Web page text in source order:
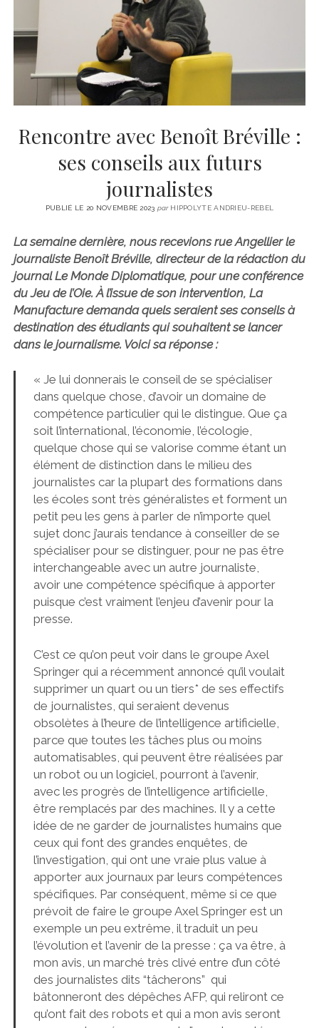
CINÉMA
LITTÉRATURE
ÉCONOMIE
SPORT
MÉDIAS
SANTÉ
instagram
emailemail-
form
Rencontre avec Benoît Bréville :
ses conseils aux futurs
journalistes
PUBLIÉ LE 20 NOVEMBRE 2023 parHIPPOLYTE ANDRIEU-REBEL
La semaine dernière, nous recevions rue Angellier le
journaliste Benoît Bréville, directeur de la rédaction du
journal Le Monde Diplomatique, pour une conférence
du Jeu de l’Oie. À l’issue de son intervention, La
Manufacture demanda quels seraient ses conseils à
destination des étudiants qui souhaitent se lancer
dans le journalisme. Voici sa réponse :
« Je lui donnerais le conseil de se spécialiser
dans quelque chose, d’avoir un domaine de
compétence particulier qui le distingue. Que ça
soit l’international, l’économie, l’écologie,
quelque chose qui se valorise comme étant un
élément de distinction dans le milieu des
journalistes car la plupart des formations dans
les écoles sont très généralistes et forment un
petit peu les gens à parler de n’importe quel
sujet donc j’aurais tendance à conseiller de se
spécialiser pour se distinguer, pour ne pas être
interchangeable avec un autre journaliste,
avoir une compétence spécifique à apporter
puisque c’est vraiment l’enjeu d’avenir pour la
presse.
C’est ce qu’on peut voir dans le groupe Axel
Springer qui a récemment annoncé qu’il voulait
supprimer un quart ou un tiers* de ses effectifs
de journalistes, qui seraient devenus
obsolètes à l’heure de l’intelligence artificielle,
parce que toutes les tâches plus ou moins
automatisables, qui peuvent être réalisées par
un robot ou un logiciel, pourront à l’avenir,
avec les progrès de l’intelligence artificielle,
être remplacés par des machines. Il y a cette
idée de ne garder de journalistes humains que
ceux qui font des grandes enquêtes, de
l’investigation, qui ont une vraie plus value à
apporter aux journaux par leurs compétences
spécifiques. Par conséquent, même si ce que
prévoit de faire le groupe Axel Springer est un
exemple un peu extrême, il traduit un peu
l’évolution et l’avenir de la presse : ça va être, à
mon avis, un marché très clivé entre d’un côté
des journalistes dits “tâcherons” qui
bâtonneront des dépêches AFP, qui reliront ce
qu’ont fait des robots et qui a mon avis seront